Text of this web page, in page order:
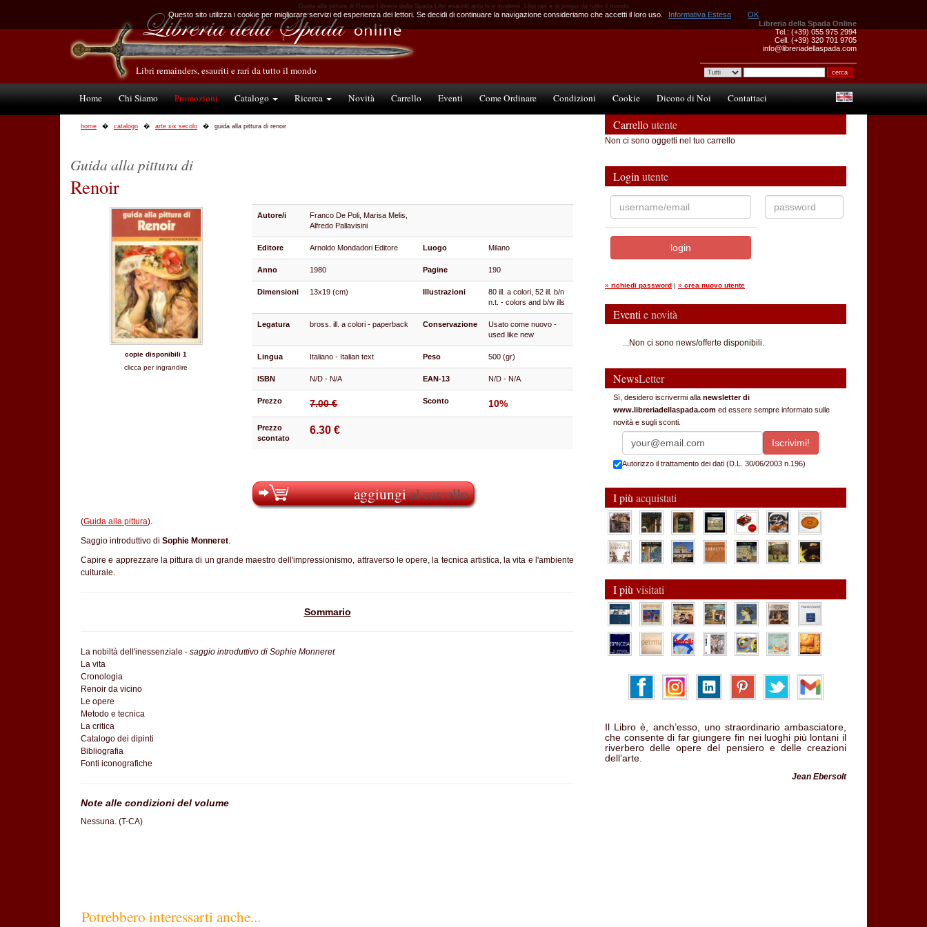
Guida alla pittura di Renoir Libreria della Spada Libri esauriti antichi e moderni. Libri rari e di pregio da tutto il mondo
Libreria della Spada Online
Tel.: (+39) 055 975 2994
Cell. (+39) 320 701 9705
info@libreriadellaspada.com
Libri remainders, esauriti e rari da tutto il mondo
Home Chi Siamo Promozioni Catalogo Ricerca Novità Carrello Eventi Come Ordinare Condizioni Cookie Dicono di Noi Contattaci
home catalogo arte xix secolo guida alla pittura di renoir
Guida alla pittura di
Renoir
copie disponibili 1
clicca per ingrandire
Autore/i
Franco De Poli, Marisa Melis,
Alfredo Pallavisini
Editore Arnoldo Mondadori Editore Luogo Milano
Anno 1980 Pagine 190
Dimensioni 13x19 (cm) Illustrazioni
80 ill. a colori, 52 ill. b/n
n.t. - colors and b/w ills
Legatura bross. ill. a colori - paperback Conservazione
Usato come nuovo -
used like new
Lingua Italiano - Italian text Peso 500 (gr)
ISBN N/D - N/A EAN-13 N/D - N/A
Prezzo 7.00 € Sconto 10%
Prezzo
scontato
6.30 €
aggiungial carrello
(Guida alla pittura).
Saggio introduttivo di Sophie Monneret.
Capire e apprezzare la pittura di un grande maestro dell'impressionismo, attraverso le opere, la tecnica artistica, la vita e l'ambiente
culturale.
Sommario
La nobiltà dell'inessenziale - saggio introduttivo di Sophie Monneret
La vita
Cronologia
Renoir da vicino
Le opere
Metodo e tecnica
La critica
Catalogo dei dipinti
Bibliografia
Fonti iconografiche
Note alle condizioni del volume
Nessuna. (T-CA)
Potrebbero interessarti anche...
Carrelloutente
Non ci sono oggetti nel tuo carrello
Login utente
» richiedi password | » crea nuovo utente
Eventi e novità
...Non ci sono news/offerte disponibili.
NewsLetter
Sì, desidero iscrivermi alla newsletter di
www.libreriadellaspada.com ed essere sempre informato sulle
novità e sugli sconti.
Autorizzo il trattamento dei dati (D.L. 30/06/2003 n.196)
I più acquistati
I più visitati
Il Libro è, anch’esso, uno straordinario ambasciatore,
che consente di far giungere fin nei luoghi più lontani il
riverbero delle opere del pensiero e delle creazioni
dell’arte.
Jean Ebersolt
Questo sito utilizza i cookie per migliorare servizi ed esperienza dei lettori. Se decidi di continuare la navigazione consideriamo che accetti il loro uso. Informativa Estesa OK